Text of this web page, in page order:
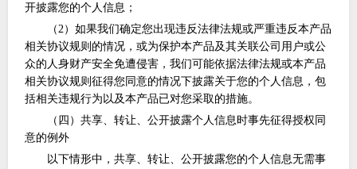
开披露您的个人信息；
（ 2）如果我们确定您出现违反法律法规或严重违反本产品
相关协议规则的情况，或为保护本产品及其关联公司用户或公
众的人身财产安全免遭侵害，我们可能依据法律法规或本产品
相关协议规则征得您同意的情况下披露关于您的个人信息，包
括相关违规行为以及本产品已对您采取的措施。
（四）共享、转让、公开披露个人信息时事先征得授权同
意的例外
以下情形中，共享、转让、公开披露您的个人信息无需事